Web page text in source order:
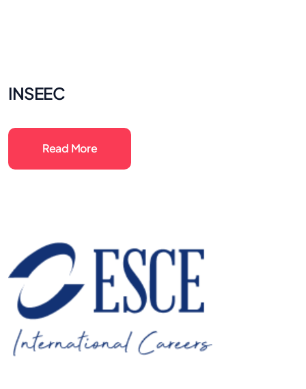
INSEEC
Read More